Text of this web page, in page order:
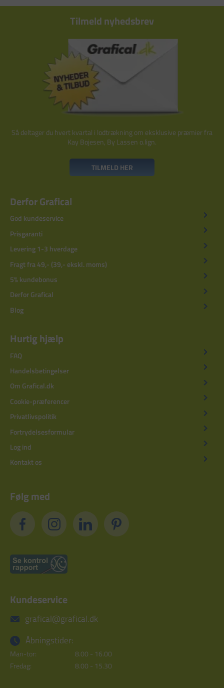
Tilmeld nyhedsbrev
Så deltager du hvert kvartal i lodtrækning om eksklusive præmier fra
Kay Bojesen, By Lassen o.lign.
TILMELD HER
Derfor Grafical
God kundeservice
Prisgaranti
Levering 1-3 hverdage
Fragt fra 49,- (39,- ekskl. moms)
5% kundebonus
Derfor Grafical
Blog
Hurtig hjælp
FAQ
Handelsbetingelser
Om Grafical.dk
Cookie-præferencer
Privatlivspolitik
Fortrydelsesformular
Log ind
Kontakt os
Følg med
Kundeservice
grafical@grafical.dk
Åbningstider:
Man-tor:
8.00 - 16.00
Fredag:
8.00 - 15.30